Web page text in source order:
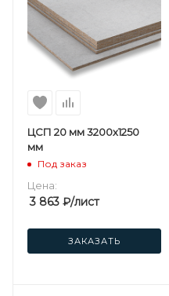
ЦСП 20 мм 3200х1250
мм
Под заказ
Цена:
3 863 ₽/лист
ЗАКАЗАТЬ